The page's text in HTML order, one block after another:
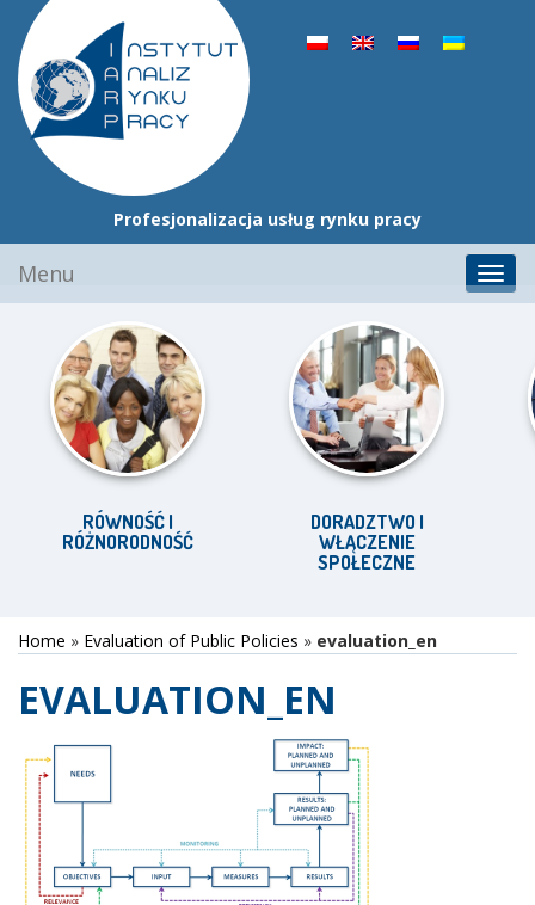
Profesjonalizacja usług rynku pracy
treści
Menu
RÓWNOŚĆ I
RÓŻNORODNOŚĆ
DORADZTWO I
WŁĄCZENIE
SPOŁECZNE
Home » Evaluation of Public Policies » evaluation_en
EVALUATION_EN